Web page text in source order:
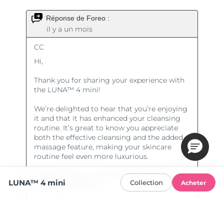
LUNA™ 4 mini Collection Acheter